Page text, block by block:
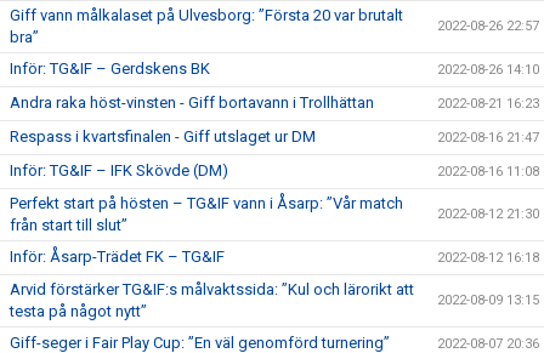
Giff vann målkalaset på Ulvesborg: ”Första 20 var brutalt
bra”
2022-08-26 22:57
Inför: TG&IF – Gerdskens BK 2022-08-26 14:10
Andra raka höst-vinsten - Giff bortavann i Trollhättan 2022-08-21 16:23
Respass i kvartsfinalen - Giff utslaget ur DM 2022-08-16 21:47
Inför: TG&IF – IFK Skövde (DM) 2022-08-16 11:08
Perfekt start på hösten – TG&IF vann i Åsarp: ”Vår match
från start till slut”
2022-08-12 21:30
Inför: Åsarp-Trädet FK – TG&IF 2022-08-12 16:18
Arvid förstärker TG&IF:s målvaktssida: ”Kul och lärorikt att
testa på något nytt”
2022-08-09 13:15
Giff-seger i Fair Play Cup: ”En väl genomförd turnering” 2022-08-07 20:36